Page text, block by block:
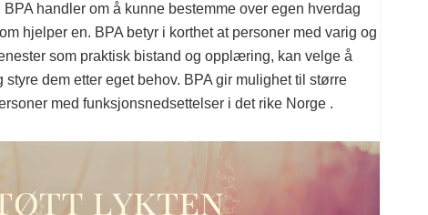
BPA handler om å kunne bestemme over egen hverdag
hjelper en. BPA betyr i korthet at personer med varig og
som praktisk bistand og opplæring, kan velge å
dem etter eget behov. BPA gir mulighet til større
med funksjonsnedsettelser i det rike Norge .